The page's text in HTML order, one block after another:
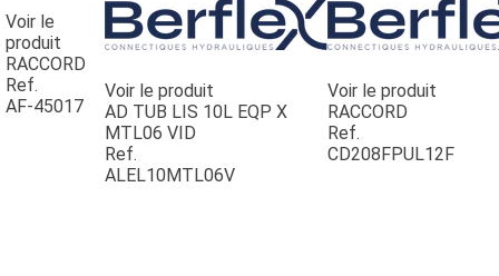
JOUET
ESPACES VERTS
QUAD SSV UTV
Voir le
produit
RACCORD
Ref.
AF-45017
Voir le produit
AD TUB LIS 10L EQP X
MTL06 VID
Ref.
ALEL10MTL06V
Voir le produit
RACCORD
Ref.
CD208FPUL12F